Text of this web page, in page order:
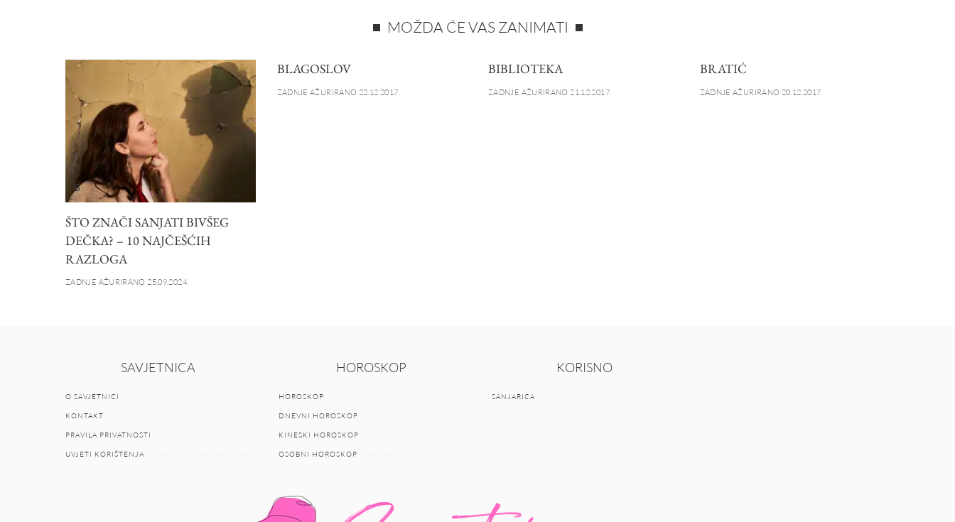
MOŽDA ĆE VAS ZANIMATI
B
ŠTO ZNAČI SANJATI BIVŠEG
DEČKA? – 10 NAJČEŠĆIH
RAZLOGA
ZADNJE AŽURIRANO 25.09.2024.
BLAGOSLOV
ZADNJE AŽURIRANO 22.12.2017.
BIBLIOTEKA
ZADNJE AŽURIRANO 21.12.2017.
BRATIĆ
ZADNJE AŽURIRANO 20.12.2017.
SAVJETNICA
O SAVJETNICI
KONTAKT
PRAVILA PRIVATNOSTI
UVJETI KORIŠTENJA
HOROSKOP
HOROSKOP
DNEVNI HOROSKOP
KINESKI HOROSKOP
OSOBNI HOROSKOP
KORISNO
SANJARICA